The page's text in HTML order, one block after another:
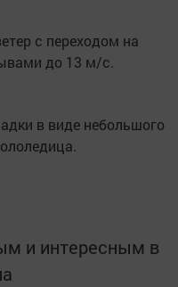
с переходом на
до 13 м/с.
в виде небольшого
и интересным в